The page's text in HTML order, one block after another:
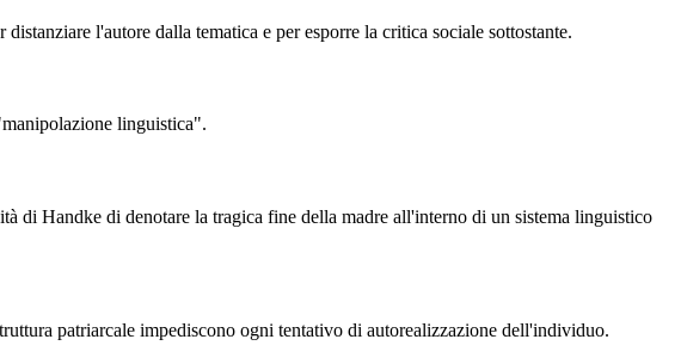
l'autore dalla tematica e per esporre la critica sociale sottostante.
linguistica".
di Handke di denotare la tragica fine della madre all'interno di un sistema linguistico
patriarcale impediscono ogni tentativo di autorealizzazione dell'individuo.